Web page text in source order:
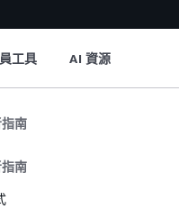
工具 AI 資源
南
南